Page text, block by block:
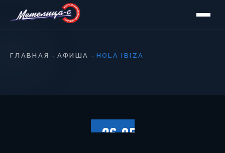
ГЛАВНАЯ → АФИША → HOLA IBIZA
26.05